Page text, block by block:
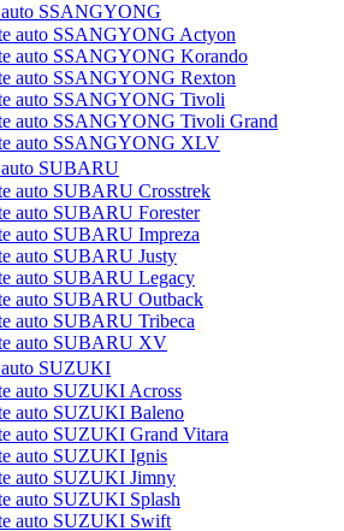
auto SSANGYONG
auto SSANGYONG Actyon
auto SSANGYONG Korando
auto SSANGYONG Rexton
auto SSANGYONG Tivoli
auto SSANGYONG Tivoli Grand
auto SSANGYONG XLV
auto SUBARU
auto SUBARU Crosstrek
auto SUBARU Forester
auto SUBARU Impreza
auto SUBARU Justy
auto SUBARU Legacy
auto SUBARU Outback
auto SUBARU Tribeca
auto SUBARU XV
auto SUZUKI
auto SUZUKI Across
auto SUZUKI Baleno
auto SUZUKI Grand Vitara
auto SUZUKI Ignis
auto SUZUKI Jimny
auto SUZUKI Splash
auto SUZUKI Swift